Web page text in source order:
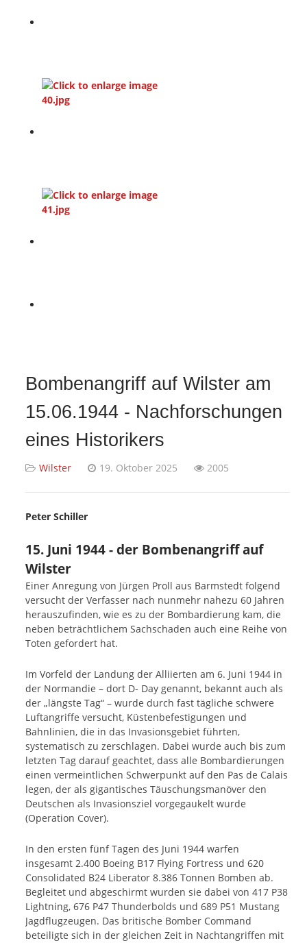
Bombenangriff auf Wilster am
15.06.1944 - Nachforschungen
eines Historikers
Wilster 19. Oktober 2025 2005
Peter Schiller
15. Juni 1944 - der Bombenangriff auf
Wilster
Einer Anregung von Jürgen Proll aus Barmstedt folgend
versucht der Verfasser nach nunmehr nahezu 60 Jahren
herauszufinden, wie es zu der Bombardierung kam, die
neben beträchtlichem Sachschaden auch eine Reihe von
Toten gefordert hat.
Im Vorfeld der Landung der Alliierten am 6. Juni 1944 in
der Normandie – dort D- Day genannt, bekannt auch als
der „längste Tag“ – wurde durch fast tägliche schwere
Luftangriffe versucht, Küstenbefestigungen und
Bahnlinien, die in das Invasionsgebiet führten,
systematisch zu zerschlagen. Dabei wurde auch bis zum
letzten Tag darauf geachtet, dass alle Bombardierungen
einen vermeintlichen Schwerpunkt auf den Pas de Calais
legen, der als gigantisches Täuschungsmanöver den
Deutschen als Invasionsziel vorgegaukelt wurde
(Operation Cover).
In den ersten fünf Tagen des Juni 1944 warfen
insgesamt 2.400 Boeing B17 Flying Fortress und 620
Consolidated B24 Liberator 8.386 Tonnen Bomben ab.
Begleitet und abgeschirmt wurden sie dabei von 417 P38
Lightning, 676 P47 Thunderbolds und 689 P51 Mustang
Jagdflugzeugen. Das britische Bomber Command
beteiligte sich in der gleichen Zeit in Nachtangriffen mit